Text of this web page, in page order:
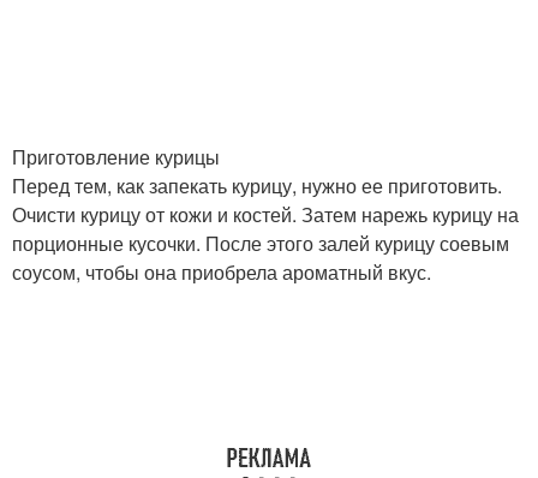
Приготовление курицы
Перед тем, как запекать курицу, нужно ее приготовить.
Очисти курицу от кожи и костей. Затем нарежь курицу на
порционные кусочки. После этого залей курицу соевым
соусом, чтобы она приобрела ароматный вкус.